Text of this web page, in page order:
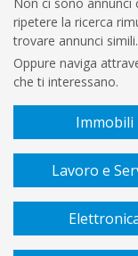
A
€
Sottocategoria
Cerca
ripetere la ricerca
trovare annunci simili.
Oppure naviga
che ti interessano.
Immobili
Lavoro e